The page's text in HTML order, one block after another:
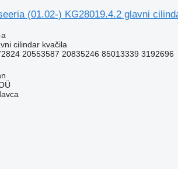
(01.02-) KG28019.4.2 glavni
cilindar kvačila
20553587 20835246 85013339 3192696